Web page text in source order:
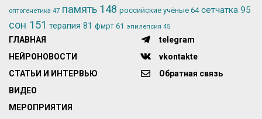
оптогенетика 47 память 148 российские учёные 64 сетчатка 95
сон 151 терапия 81 фмрт 61 эпилепсия 45
ГЛАВНАЯ
НЕЙРОНОВОСТИ
СТАТЬИ И ИНТЕРВЬЮ
ВИДЕО
МЕРОПРИЯТИЯ
telegram
vkontakte
Обратная связь